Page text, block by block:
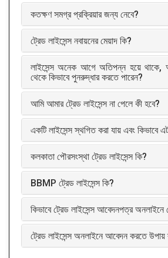
কতক্ষণ সমগ্র প্রক্রিয়ার জন্য নেবে?
ট্রেড লাইসেন্স নবায়নের মেয়াদ কি?
লাইসেন্স অনেক আগে অতিপন্ন হয়ে থাকে,
থেকে কিভাবে পুনরুদ্ধার করতে পারেন?
আমি আমার ট্রেড লাইসেন্স না পেলে কী হবে?
একটি লাইসেন্স স্থগিত করা যায় এবং কিভাবে
কলকাতা পৌরসংস্থা ট্রেড লাইসেন্স কি?
BBMP ট্রেড লাইসেন্স কি?
কিভাবে ট্রেড লাইসেন্স আবেদনপত্র অনলাইনে
ট্রেড লাইসেন্স অনলাইনে আবেদন করতে উপায়